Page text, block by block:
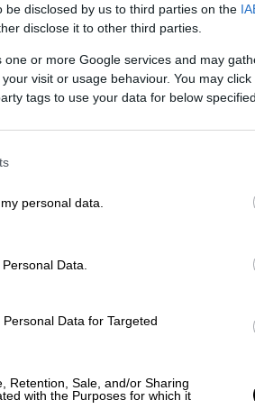
disclosed by us to third parties on the
disclose it to other third parties.
or more Google services and may
visit or usage behaviour. You may
tags to use your data for below
personal data.
Data.
Data for Targeted
Retention, Sale, and/or Sharing
with the Purposes for which it
Μαρκλ να κάθεται
την τελετή απονομής
τον Ιούνιο του 2018.
προτού διορθώσει